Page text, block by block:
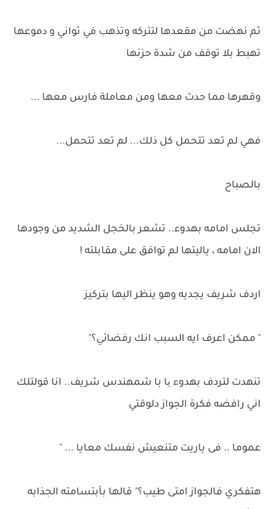
ثم نهضت من مقعدها لتتركه وتذهب في ثواني و دموعها
تهبط بلا توقف من شدة حزنها
وقهرها مما حدث معها ومن معاملة فارس معها ...
فهي لم تعد تتحمل كل ذلك... لم تعد تتحمل...
بالصباح
تجلس امامه بهدوء.. تشعر بالخجل الشديد من وجودها
الان امامه ، ياليتها لم توافق على مقابلته !
اردف شريف يجديه وهو ينظر اليها بتركيز
" ممكن اعرف ايه السبب انك رفضائي؟"
تنهدت لتردف بهدوء یا با شمهندس شريف.. انا قولتلك
اني رافضه فكرة الجواز دلوقتي
عموما .. فى ياريت متنعيش نفسك معايا ... "
هتفكري فالجواز امتى طيب؟" قالها بأبتسامته الجذابه